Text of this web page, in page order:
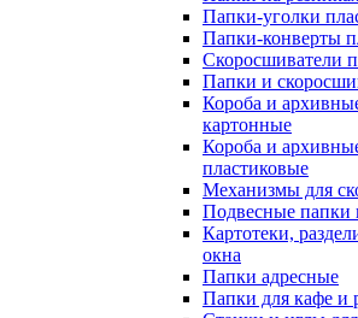
Папки-уголки
Папки-конверты
Скоросшиватели
Папки и
Короба и
картонные
Короба и
пластиковые
Механизмы для
Подвесные папки
Картотеки,
окна
Папки адресные
Папки для кафе и